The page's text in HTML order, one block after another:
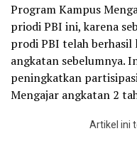
Program Kampus
priodi PBI ini, karena
prodi PBI telah
angkatan sebelumnya.
peningkatkan
Mengajar angkatan 2
Artikel ini